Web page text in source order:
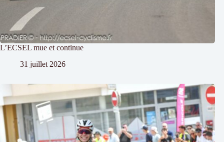
L’ECSEL mue et continue
31 juillet 2026